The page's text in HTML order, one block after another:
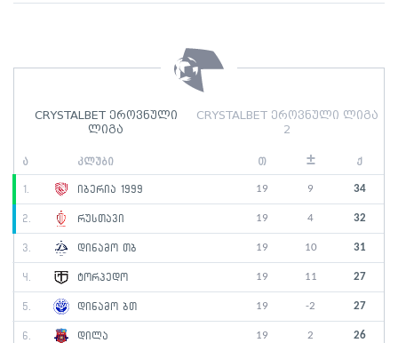
CRYSTALBET ეროვნული
ლიგა
CRYSTALBET ეროვნული ლიგა
2
ა კლუბი თ ± ქ
1. იბერია 1999 19 9 34
2. რუსთავი 19 4 32
3. დინამო თბ 19 10 31
4. ტორპედო 19 11 27
5. დინამო ბთ 19 -2 27
6. დილა 19 2 26